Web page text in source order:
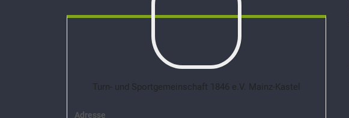
Turn- und Sportgemeinschaft 1846 e.V. Mainz-Kastel
Adresse